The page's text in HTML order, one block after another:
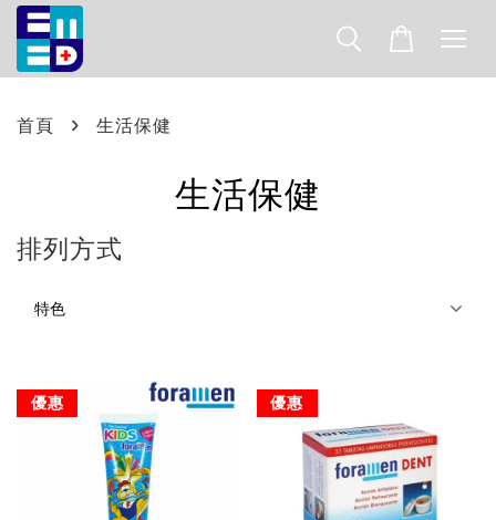
首頁 › 生活保健
生活保健
排列方式
優惠 優惠